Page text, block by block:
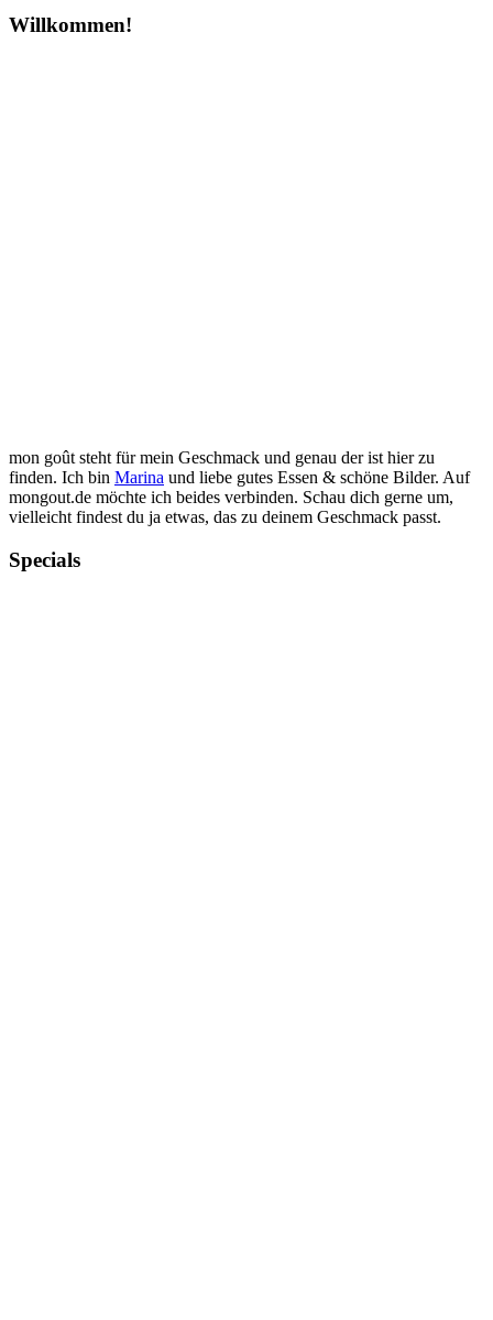
Willkommen!
mon goût steht für mein Geschmack und genau der ist hier zu
finden. Ich bin Marina und liebe gutes Essen & schöne Bilder. Auf
mongout.de möchte ich beides verbinden. Schau dich gerne um,
vielleicht findest du ja etwas, das zu deinem Geschmack passt.
Specials